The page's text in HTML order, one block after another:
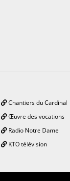
Chantiers du Cardinal
Œuvre des vocations
Radio Notre Dame
KTO télévision